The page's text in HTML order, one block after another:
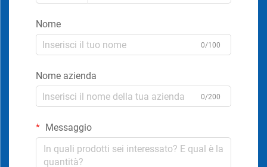
Nome
0/100
Nome azienda
0/200
Messaggio